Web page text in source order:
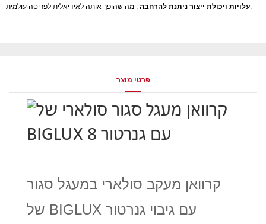
עלויות ויכולת ייצור ניתנת להרחבה, מה שהופך אותה לאידיאלית לפריסה עולמית.
פרטי מוצר
קרוואן מעקב סולארי במעגל סגור
של BIGLUX עם גיבוי גנרטור